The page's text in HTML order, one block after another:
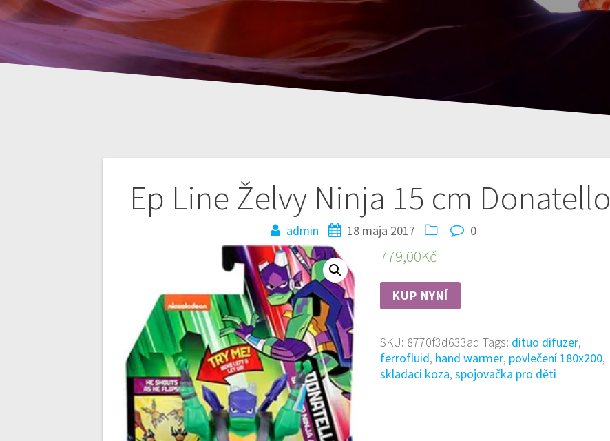
Ep Line Želvy Ninja 15 cm Donatello
admin 18 maja 2017 0
779,00Kč
KUP NYNÍ
SKU: 8770f3d633ad Tags: dituo difuzer,
ferrofluid, hand warmer, povlečení 180x200,
skladaci koza, spojovačka pro děti
Nawigacja